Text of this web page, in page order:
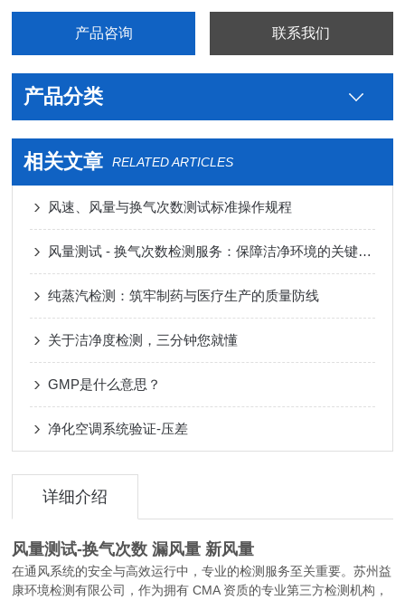
产品咨询 联系我们
产品分类
相关文章 RELATED ARTICLES
风速、风量与换气次数测试标准操作规程
风量测试 - 换气次数检测服务：保障洁净环境的关键支撑​
纯蒸汽检测：筑牢制药与医疗生产的质量防线
关于洁净度检测，三分钟您就懂
GMP是什么意思？
净化空调系统验证-压差
详细介绍
风量测试-换气次数 漏风量 新风量
在通风系统的安全与高效运行中，专业的检测服务至关重要。苏州益
康环境检测有限公司，作为拥有 CMA 资质的专业第三方检测机构，